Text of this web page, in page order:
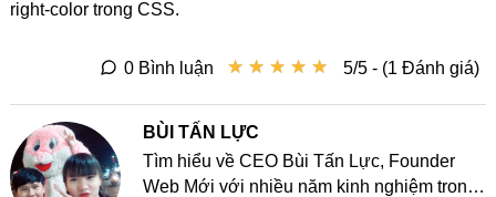
right-color trong CSS.
★ ★ ★ ★ ★
★ ★ ★ ★ ★ 5/5 - (1 Đánh giá)
0 Bình luận
BÙI TẤN LỰC
Tìm hiểu về CEO Bùi Tấn Lực, Founder
Web Mới với nhiều năm kinh nghiệm trong